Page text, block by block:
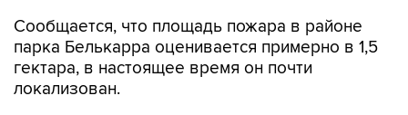
Сообщается, что площадь пожара в районе
парка Белькарра оценивается примерно в 1,5
гектара, в настоящее время он почти
локализован.